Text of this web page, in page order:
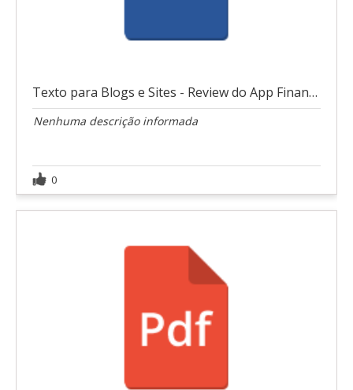
Texto para Blogs e Sites - Review do App Finanças
Nenhuma descrição informada
0